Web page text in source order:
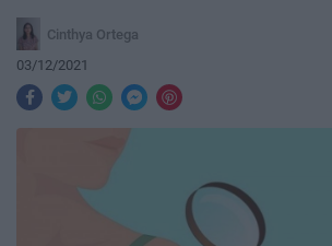
Cinthya Ortega
03/12/2021